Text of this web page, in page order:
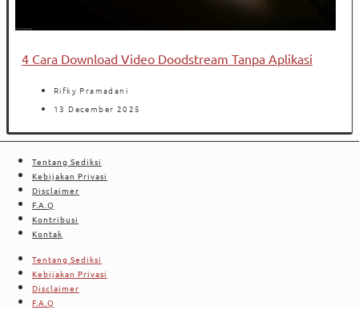
4 Cara Download Video Doodstream Tanpa Aplikasi
Rifky Pramadani
13 December 2025
Tentang Sediksi
Kebijakan Privasi
Disclaimer
F.A.Q
Kontribusi
Kontak
Tentang Sediksi
Kebijakan Privasi
Disclaimer
F.A.Q